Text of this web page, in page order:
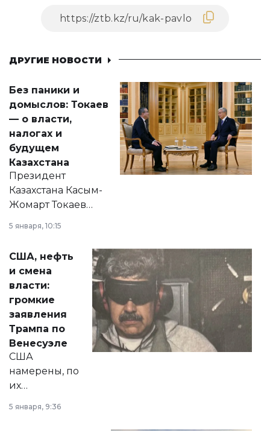
ДРУГИЕ НОВОСТИ
Без паники и
домыслов: Токаев
— о власти,
налогах и
будущем
Казахстана
Президент
Казахстана Касым-
Жомарт Токаев
сразу несколько
актуальных тем —
от слухов о
политических
реформах до
вопросов армии,
экономики и
личного здоровья.
5 января, 10:15
США, нефть
и смена
власти:
громкие
заявления
Трампа по
Венесуэле
США
намерены, по
их
принести
5 января, 9:36